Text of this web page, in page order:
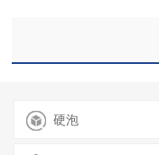
硬泡